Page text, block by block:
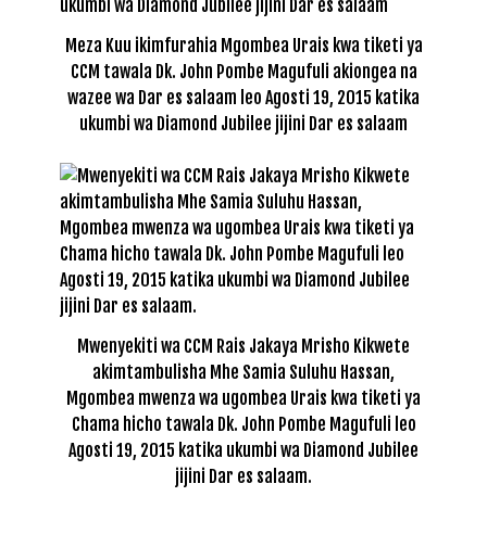
Meza Kuu ikimfurahia Mgombea Urais kwa tiketi ya
CCM tawala Dk. John Pombe Magufuli akiongea na
wazee wa Dar es salaam leo Agosti 19, 2015 katika
ukumbi wa Diamond Jubilee jijini Dar es salaam
Mwenyekiti wa CCM Rais Jakaya Mrisho Kikwete
akimtambulisha Mhe Samia Suluhu Hassan,
Mgombea mwenza wa ugombea Urais kwa tiketi ya
Chama hicho tawala Dk. John Pombe Magufuli leo
Agosti 19, 2015 katika ukumbi wa Diamond Jubilee
jijini Dar es salaam.